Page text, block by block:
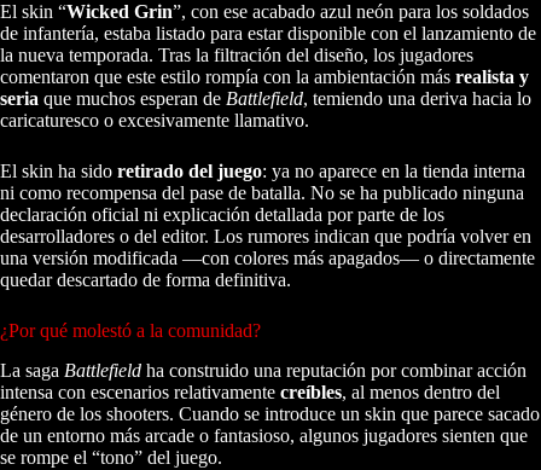
El skin “Wicked Grin”, con ese acabado azul neón para los soldados
de infantería, estaba listado para estar disponible con el lanzamiento de
la nueva temporada. Tras la filtración del diseño, los jugadores
comentaron que este estilo rompía con la ambientación más realista y
seria que muchos esperan de Battlefield, temiendo una deriva hacia lo
caricaturesco o excesivamente llamativo.
El skin ha sido retirado del juego: ya no aparece en la tienda interna
ni como recompensa del pase de batalla. No se ha publicado ninguna
declaración oficial ni explicación detallada por parte de los
desarrolladores o del editor. Los rumores indican que podría volver en
una versión modificada —con colores más apagados— o directamente
quedar descartado de forma definitiva.
¿Por qué molestó a la comunidad?
La saga Battlefield ha construido una reputación por combinar acción
intensa con escenarios relativamente creíbles, al menos dentro del
género de los shooters. Cuando se introduce un skin que parece sacado
de un entorno más arcade o fantasioso, algunos jugadores sienten que
se rompe el “tono” del juego.